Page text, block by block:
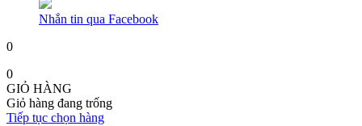
Nhắn tin qua Facebook
0
0
GIỎ HÀNG
Giỏ hàng đang trống
Tiếp tục chọn hàng